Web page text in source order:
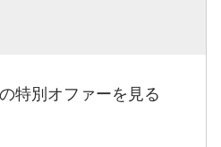
特別オファーを見る